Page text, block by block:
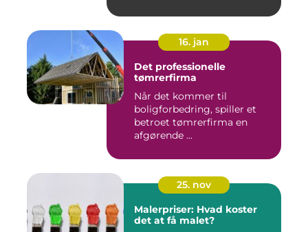
16. jan
Det professionelle
tømrerfirma
Når det kommer til
boligforbedring, spiller et
betroet tømrerfirma en
afgørende ...
25. nov
Malerpriser: Hvad koster
det at få malet?